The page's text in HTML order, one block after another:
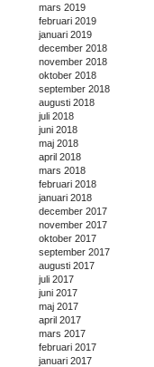
mars 2019
februari 2019
januari 2019
december 2018
november 2018
oktober 2018
september 2018
augusti 2018
juli 2018
juni 2018
maj 2018
april 2018
mars 2018
februari 2018
januari 2018
december 2017
november 2017
oktober 2017
september 2017
augusti 2017
juli 2017
juni 2017
maj 2017
april 2017
mars 2017
februari 2017
januari 2017